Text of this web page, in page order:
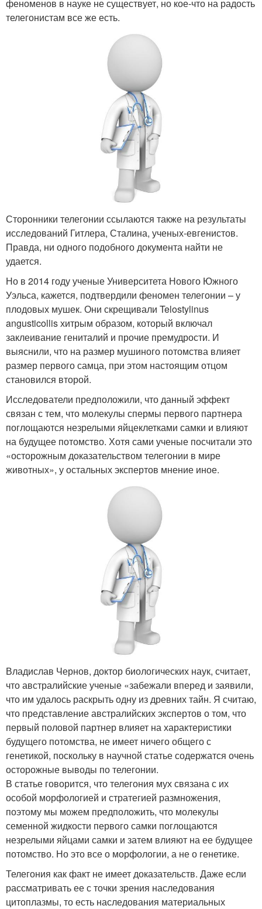
феноменов в науке не существует, но кое-что на радость
телегонистам все же есть.
Сторонники телегонии ссылаются также на результаты
исследований Гитлера, Сталина, ученых-евгенистов.
Правда, ни одного подобного документа найти не
удается.
Но в 2014 году ученые Университета Нового Южного
Уэльса, кажется, подтвердили феномен телегонии – у
плодовых мушек. Они скрещивали Telostylinus
angusticollis хитрым образом, который включал
заклеивание гениталий и прочие премудрости. И
выяснили, что на размер мушиного потомства влияет
размер первого самца, при этом настоящим отцом
становился второй.
Исследователи предположили, что данный эффект
связан с тем, что молекулы спермы первого партнера
поглощаются незрелыми яйцеклетками самки и влияют
на будущее потомство. Хотя сами ученые посчитали это
«осторожным доказательством телегонии в мире
животных», у остальных экспертов мнение иное.
Владислав Чернов, доктор биологических наук, считает,
что австралийские ученые «забежали вперед и заявили,
что им удалось раскрыть одну из древних тайн. Я считаю,
что представление австралийских экспертов о том, что
первый половой партнер влияет на характеристики
будущего потомства, не имеет ничего общего с
генетикой, поскольку в научной статье содержатся очень
осторожные выводы по телегонии.
В статье говорится, что телегония мух связана с их
особой морфологией и стратегией размножения,
поэтому мы можем предположить, что молекулы
семенной жидкости первого самки поглощаются
незрелыми яйцами самки и затем влияют на ее будущее
потомство. Но это все о морфологии, а не о генетике.
Телегония как факт не имеет доказательств. Даже если
рассматривать ее с точки зрения наследования
цитоплазмы, то есть наследования материальных